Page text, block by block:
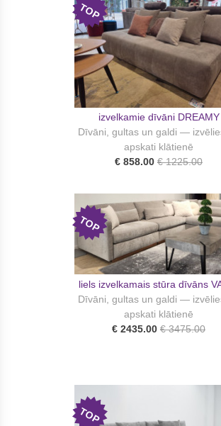
TOP
izvelkamie dīvāni DREAMY
Dīvāni, gultas un galdi —
apskati klātienē
€ 858.00 € 1225.00
TOP
liels izvelkamais stūra dīvāns
Dīvāni, gultas un galdi —
apskati klātienē
€ 2435.00 € 3475.00
TOP